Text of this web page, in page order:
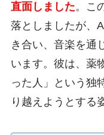
直面しました。こ
落としましたが、
き合い、音楽を通
います。彼は、薬
った人」という独
り越えようとする